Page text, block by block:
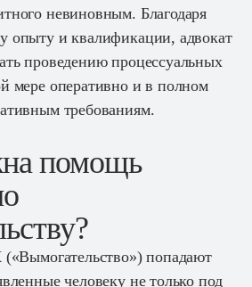
невиновным. Благодаря
опыту и квалификации, адвокат
проведению процессуальных
мере оперативно и в полном
требованиям.
помощь
попадают
человеку не только под